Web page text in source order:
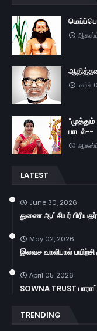
மார்ச்
பாடல்--
ஆகஸ்ட்
LATEST
June 30, 2026
துணை ஆட்சியர்
May 02, 2026
இலவச வாலிபால் பயிற்சி
April 05, 2026
SOWNA TRUST
TRENDING